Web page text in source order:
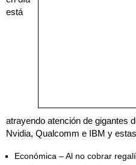
está
atrayendo atención de gigantes
Nvidia, Qualcomm e IBM y
Económica – Al no cobrar